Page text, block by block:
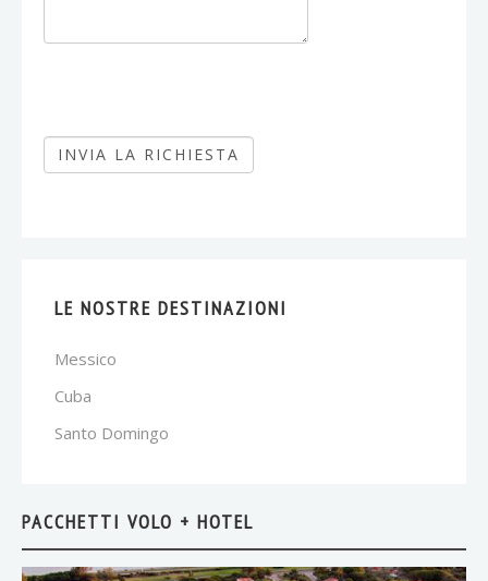
LE NOSTRE DESTINAZIONI
Messico
Cuba
Santo Domingo
PACCHETTI VOLO + HOTEL